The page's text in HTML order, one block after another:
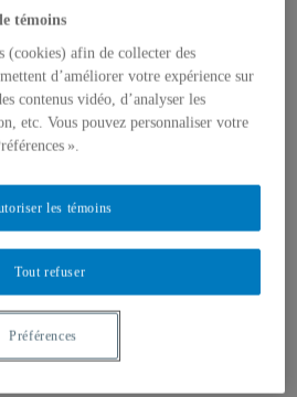
de formation
ERE
québécoise
débats publics
médias
témoins
(cookies) afin de collecter des
d’améliorer votre expérience sur
contenus vidéo, d’analyser les
etc. Vous pouvez personnaliser votre
».
Tout refuser
les témoins
Préférences